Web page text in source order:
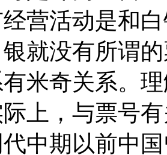
营活动是和
就没有所谓
米奇关系。
上，与票号
中期以前中